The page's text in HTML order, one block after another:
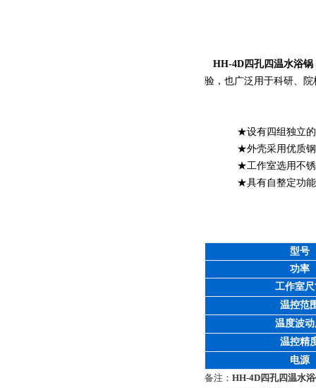
HH-4D四孔四温水浴锅
验，也广泛用于科研、
★设有四组独立
★外壳采用优质
★工作室选用不
★具有自整定功
型号
功率
工作室
温控范
温度波
温控精
电源
备注： HH-4D四孔四温水